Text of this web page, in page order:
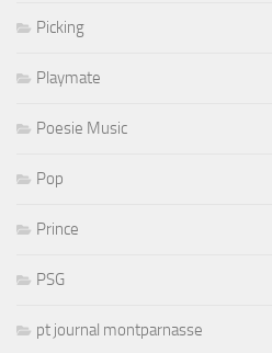
Picking
Playmate
Poesie Music
Pop
Prince
PSG
pt journal montparnasse